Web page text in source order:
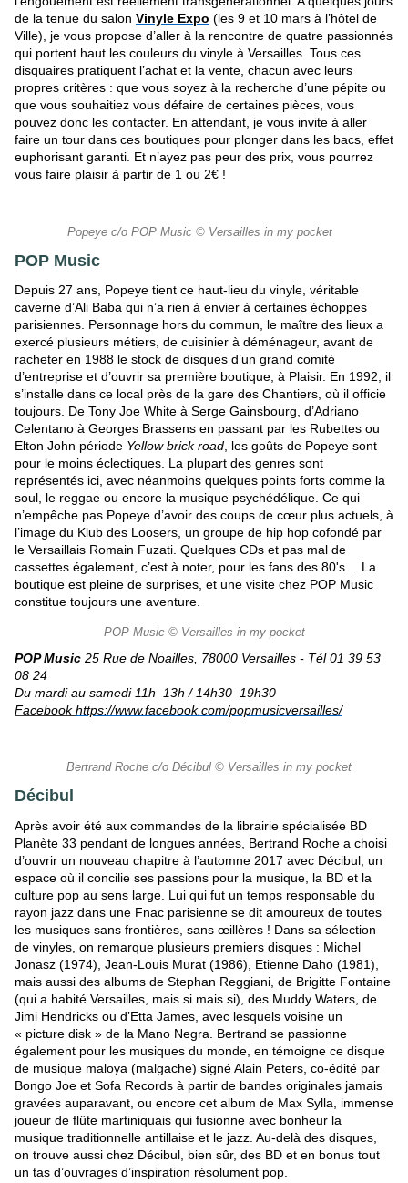
de la tenue du salon Vinyle Expo (les 9 et 10 mars à l’hôtel de
Ville), je vous propose d’aller à la rencontre de quatre passionnés
qui portent haut les couleurs du vinyle à Versailles. Tous ces
disquaires pratiquent l’achat et la vente, chacun avec leurs
propres critères : que vous soyez à la recherche d’une pépite ou
que vous souhaitiez vous défaire de certaines pièces, vous
pouvez donc les contacter. En attendant, je vous invite à aller
faire un tour dans ces boutiques pour plonger dans les bacs, effet
euphorisant garanti. Et n’ayez pas peur des prix, vous pourrez
vous faire plaisir à partir de 1 ou 2€ !
Popeye c/o POP Music © Versailles in my pocket
POP Music
Depuis 27 ans, Popeye tient ce haut-lieu du vinyle, véritable
caverne d’Ali Baba qui n’a rien à envier à certaines échoppes
parisiennes. Personnage hors du commun, le maître des lieux a
exercé plusieurs métiers, de cuisinier à déménageur, avant de
racheter en 1988 le stock de disques d’un grand comité
d’entreprise et d’ouvrir sa première boutique, à Plaisir. En 1992, il
s’installe dans ce local près de la gare des Chantiers, où il officie
toujours. De Tony Joe White à Serge Gainsbourg, d’Adriano
Celentano à Georges Brassens en passant par les Rubettes ou
Elton John période Yellow brick road , les goûts de Popeye sont
pour le moins éclectiques. La plupart des genres sont
représentés ici, avec néanmoins quelques points forts comme la
soul, le reggae ou encore la musique psychédélique. Ce qui
n’empêche pas Popeye d’avoir des coups de cœur plus actuels, à
l’image du Klub des Loosers, un groupe de hip hop cofondé par
le Versaillais Romain Fuzati. Quelques CDs et pas mal de
cassettes également, c’est à noter, pour les fans des 80's… La
boutique est pleine de surprises, et une visite chez POP Music
constitue toujours une aventure.
POP Music © Versailles in my pocket
POP Music 25 Rue de Noailles, 78000 Versailles - Tél 01 39 53
08 24
Du mardi au samedi 11h–13h / 14h30–19h30
Facebookhttps://www.facebook.com/popmusicversailles/
Bertrand Roche c/o Décibul © Versailles in my pocket
Décibul
Après avoir été aux commandes de la librairie spécialisée BD
Planète 33 pendant de longues années, Bertrand Roche a choisi
d’ouvrir un nouveau chapitre à l’automne 2017 avec Décibul, un
espace où il concilie ses passions pour la musique, la BD et la
culture pop au sens large. Lui qui fut un temps responsable du
rayon jazz dans une Fnac parisienne se dit amoureux de toutes
les musiques sans frontières, sans œillères ! Dans sa sélection
de vinyles, on remarque plusieurs premiers disques : Michel
Jonasz (1974), Jean-Louis Murat (1986), Etienne Daho (1981),
mais aussi des albums de Stephan Reggiani, de Brigitte Fontaine
(qui a habité Versailles, mais si mais si), des Muddy Waters, de
Jimi Hendricks ou d’Etta James, avec lesquels voisine un
« picture disk » de la Mano Negra. Bertrand se passionne
également pour les musiques du monde, en témoigne ce disque
de musique maloya (malgache) signé Alain Peters, co-édité par
Bongo Joe et Sofa Records à partir de bandes originales jamais
gravées auparavant, ou encore cet album de Max Sylla, immense
joueur de flûte martiniquais qui fusionne avec bonheur la
musique traditionnelle antillaise et le jazz. Au-delà des disques,
on trouve aussi chez Décibul, bien sûr, des BD et en bonus tout
un tas d’ouvrages d’inspiration résolument pop.